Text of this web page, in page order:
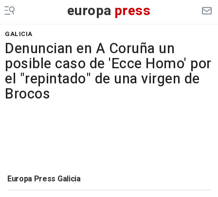
europa press
GALICIA
Denuncian en A Coruña un
posible caso de 'Ecce Homo' por
el "repintado" de una virgen de
Brocos
Europa Press Galicia